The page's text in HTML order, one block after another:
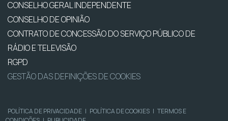
CONSELHO GERAL INDEPENDENTE
CONSELHO DE OPINIÃO
CONTRATO DE CONCESSÃO DO SERVIÇO PÚBLICO DE
RÁDIO E TELEVISÃO
RGPD
GESTÃO DAS DEFINIÇÕES DE COOKIES
POLÍTICA DE PRIVACIDADE | POLÍTICA DE COOKIES | TERMOS E